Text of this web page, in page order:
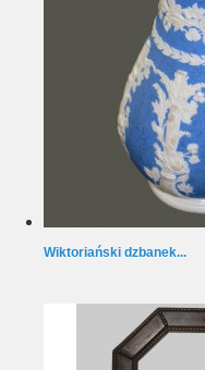
Wiktoriański dzbanek...